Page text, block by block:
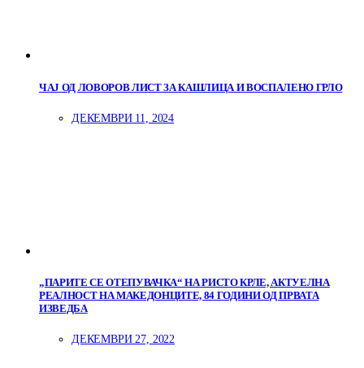
ЧАЈ ОД ЛОВОРОВ ЛИСТ ЗА КАШЛИЦА И ВОСПАЛЕНО ГРЛО
ДЕКЕМВРИ 11, 2024
„ПАРИТЕ СЕ ОТЕПУВАЧКА“ НА РИСТО КРЛЕ, АКТУЕЛНА
РЕАЛНОСТ НА МАКЕДОНЦИТЕ, 84 ГОДИНИ ОД ПРВАТА
ИЗВЕДБА
ДЕКЕМВРИ 27, 2022